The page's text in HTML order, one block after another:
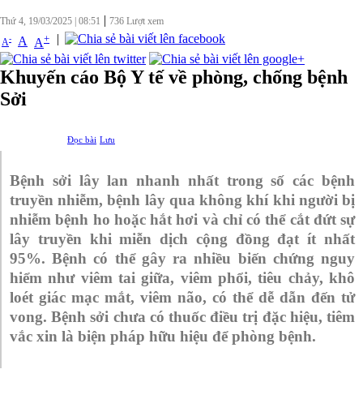
Thứ 4, 19/03/2025 08:51 | 736 Lượt xem
A- A A+ |
Khuyến cáo Bộ Y tế về phòng, chống bệnh
Sởi
Đọc bài Lưu
Bệnh sởi lây lan nhanh nhất trong số các bệnh
truyền nhiễm, bệnh lây qua không khí khi người bị
nhiễm bệnh ho hoặc hắt hơi và chỉ có thể cắt đứt sự
lây truyền khi miễn dịch cộng đồng đạt ít nhất
95%. Bệnh có thể gây ra nhiều biến chứng nguy
hiểm như viêm tai giữa, viêm phổi, tiêu chảy, khô
loét giác mạc mắt, viêm não, có thể dễ dẫn đến tử
vong. Bệnh sởi chưa có thuốc điều trị đặc hiệu, tiêm
vắc xin là biện pháp hữu hiệu để phòng bệnh.